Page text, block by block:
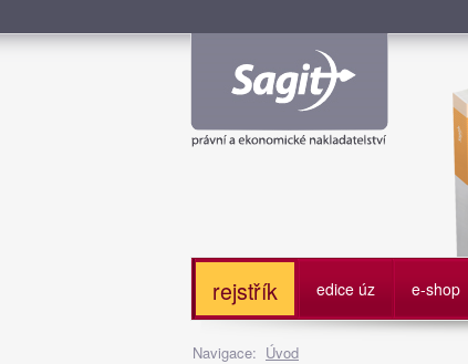
rejstřík edice úz e-shop
Navigace: Úvod